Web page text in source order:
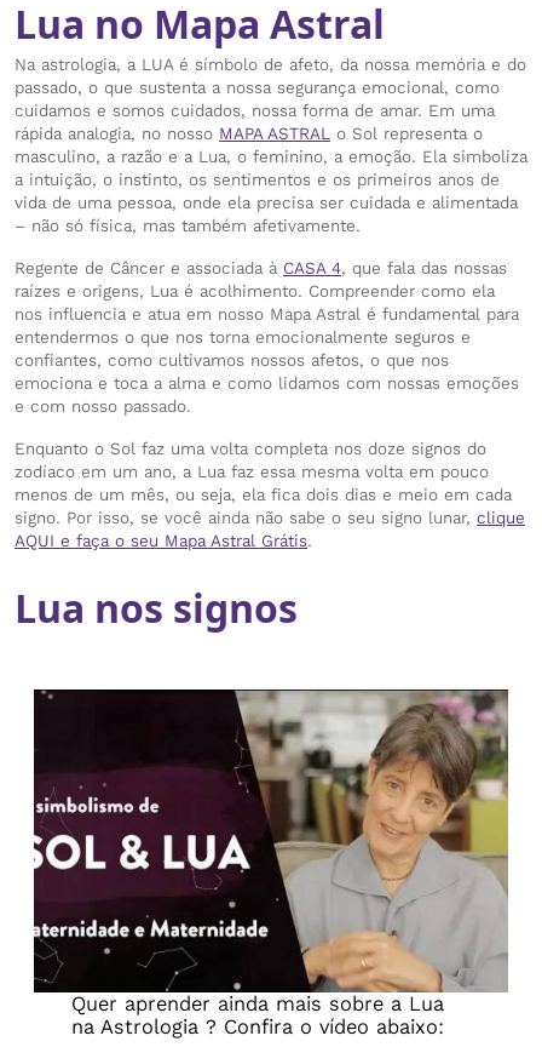
Lua no Mapa Astral
Na astrologia, a LUA é símbolo de afeto, da nossa memória e do
passado, o que sustenta a nossa segurança emocional, como
cuidamos e somos cuidados, nossa forma de amar. Em uma
rápida analogia, no nosso MAPA ASTRAL o Sol representa o
masculino, a razão e a Lua, o feminino, a emoção. Ela simboliza
a intuição, o instinto, os sentimentos e os primeiros anos de
vida de uma pessoa, onde ela precisa ser cuidada e alimentada
– não só física, mas também afetivamente.
Regente de Câncer e associada à CASA 4, que fala das nossas
raízes e origens, Lua é acolhimento. Compreender como ela
nos influencia e atua em nosso Mapa Astral é fundamental para
entendermos o que nos torna emocionalmente seguros e
confiantes, como cultivamos nossos afetos, o que nos
emociona e toca a alma e como lidamos com nossas emoções
e com nosso passado.
Enquanto o Sol faz uma volta completa nos doze signos do
zodíaco em um ano, a Lua faz essa mesma volta em pouco
menos de um mês, ou seja, ela fica dois dias e meio em cada
signo. Por isso, se você ainda não sabe o seu signo lunar, clique
AQUI e faça o seu Mapa Astral Grátis.
Lua nos signos
Quer aprender ainda mais sobre a Lua
na Astrologia ? Confira o vídeo abaixo: